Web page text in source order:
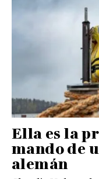
Ella es la
mando de
alemán